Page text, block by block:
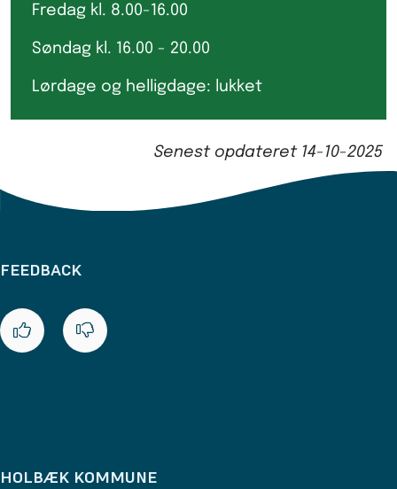
Fredag kl. 8.00-16.00
Søndag kl. 16.00 - 20.00
Lørdage og helligdage: lukket
Senest opdateret 14-10-2025
FEEDBACK
HOLBÆK KOMMUNE